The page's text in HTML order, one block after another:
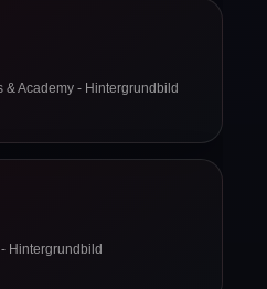
& Academy - Hintergrundbild
Hintergrundbild